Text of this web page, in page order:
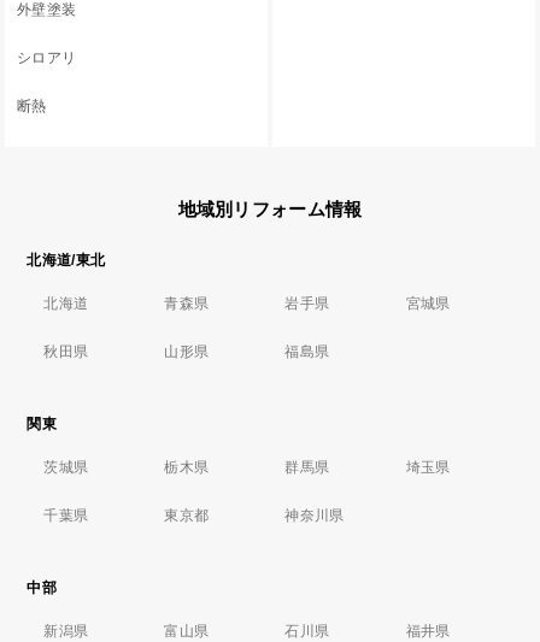
外壁塗装
シロアリ
断熱
地域別リフォーム情報
北海道/東北
北海道 青森県 岩手県 宮城県
秋田県 山形県 福島県
関東
茨城県 栃木県 群馬県 埼玉県
千葉県 東京都 神奈川県
中部
新潟県 富山県 石川県 福井県